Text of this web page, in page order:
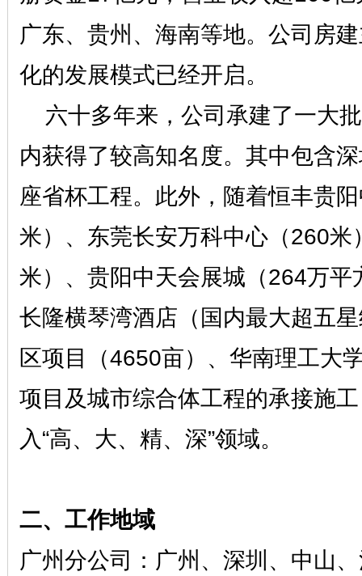
广东、贵州、海南等地。公司房
化的发展模式已经开启。
六十多年来，公司承建了一大
内获得了较高知名度。其中包含
座省杯工程。此外，随着恒丰贵
米）、东莞长安万科中心（260
米）、贵阳中天会展城（264万
长隆横琴湾酒店（国内最大超五
区项目（4650亩）、华南理工大
项目及城市综合体工程的承接施
入“高、大、精、深”领域。
二、工作地域
广州分公司：广州、深圳、中山